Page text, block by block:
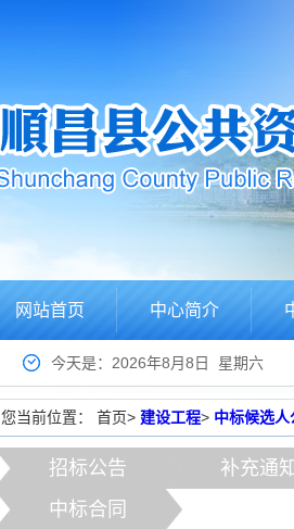
网站首页 中心简介
今天是：2026年8月8日 星期六
您当前位置： 首页> 建设工程> 中标候选人
招标公告 补充通知
中标合同